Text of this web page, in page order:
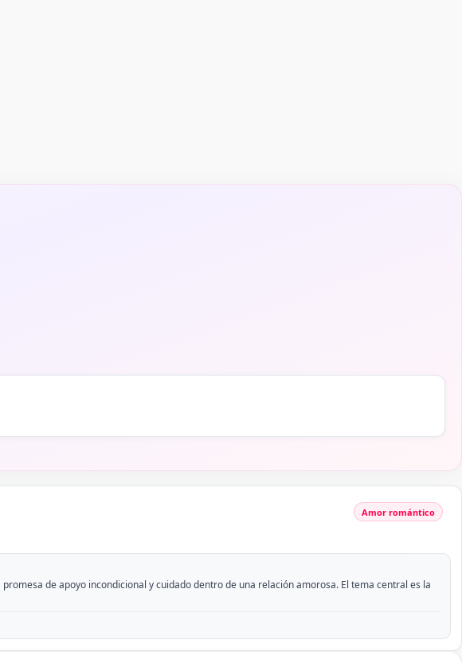
Amor romántico
de apoyo incondicional y cuidado dentro de una relación amorosa. El tema central es la